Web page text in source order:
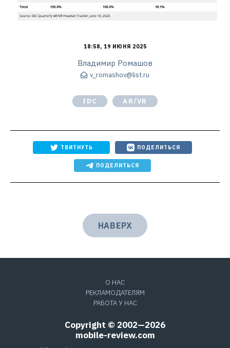
18:58, 19 ИЮНЯ 2025
Владимир Ромашов
v_romashov@list.ru
IDC AR/VR
ТВИТНУТЬ ПОДЕЛИТЬСЯ
ПОДЕЛИТЬСЯ
НАВЕРХ
О НАС
РЕКЛАМОДАТЕЛЯМ
РАБОТА У НАС
Copyright © 2002—2026
mobile-review.com